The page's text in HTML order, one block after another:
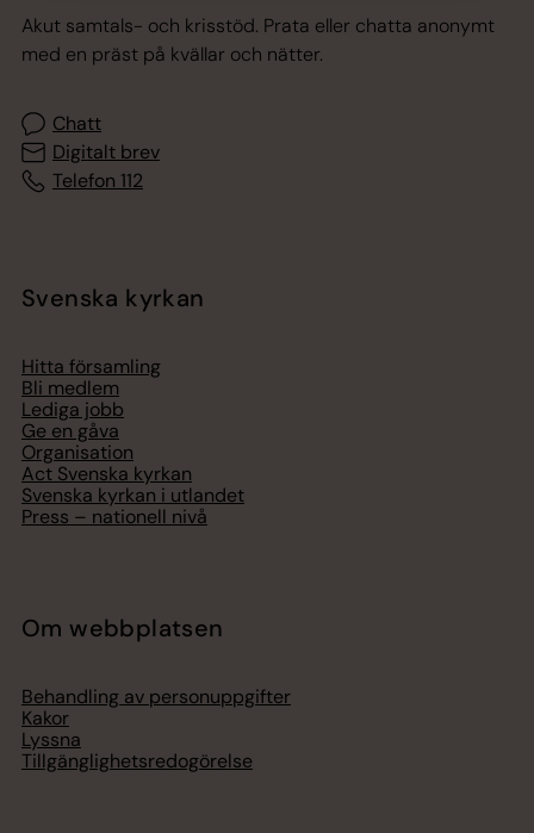
Akut samtals- och krisstöd. Prata eller chatta anonymt
med en präst på kvällar och nätter.
Chatt
Digitalt brev
Telefon 112
Svenska kyrkan
Hitta församling
Bli medlem
Lediga jobb
Ge en gåva
Organisation
Act Svenska kyrkan
Svenska kyrkan i utlandet
Press – nationell nivå
Om webbplatsen
Behandling av personuppgifter
Kakor
Lyssna
Tillgänglighetsredogörelse